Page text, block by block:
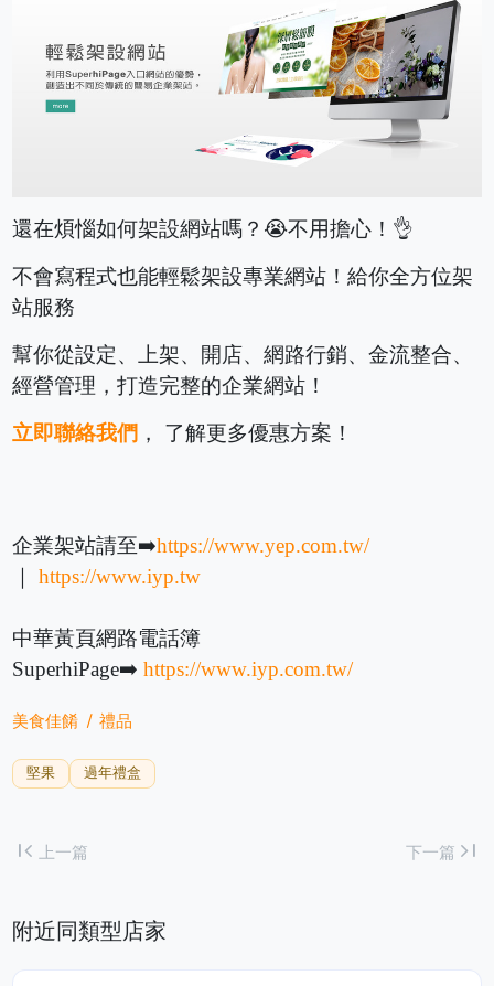
還在煩惱如何架設網站嗎？😭不用擔心！👌
不會寫程式也能輕鬆架設專業網站！給你全方位架
站服務
幫你從設定、上架、開店、網路行銷、金流整合、
經營管理，打造完整的企業網站！
立即聯絡我們 ， 了解更多優惠方案！
企業架站請至➡️https://www.yep.com.tw/
｜https://www.iyp.tw
中華黃頁網路電話簿
SuperhiPage➡️https://www.iyp.com.tw/
美食佳餚 禮品
堅果 過年禮盒
first_page上一篇 下一篇 last_page
附近同類型店家